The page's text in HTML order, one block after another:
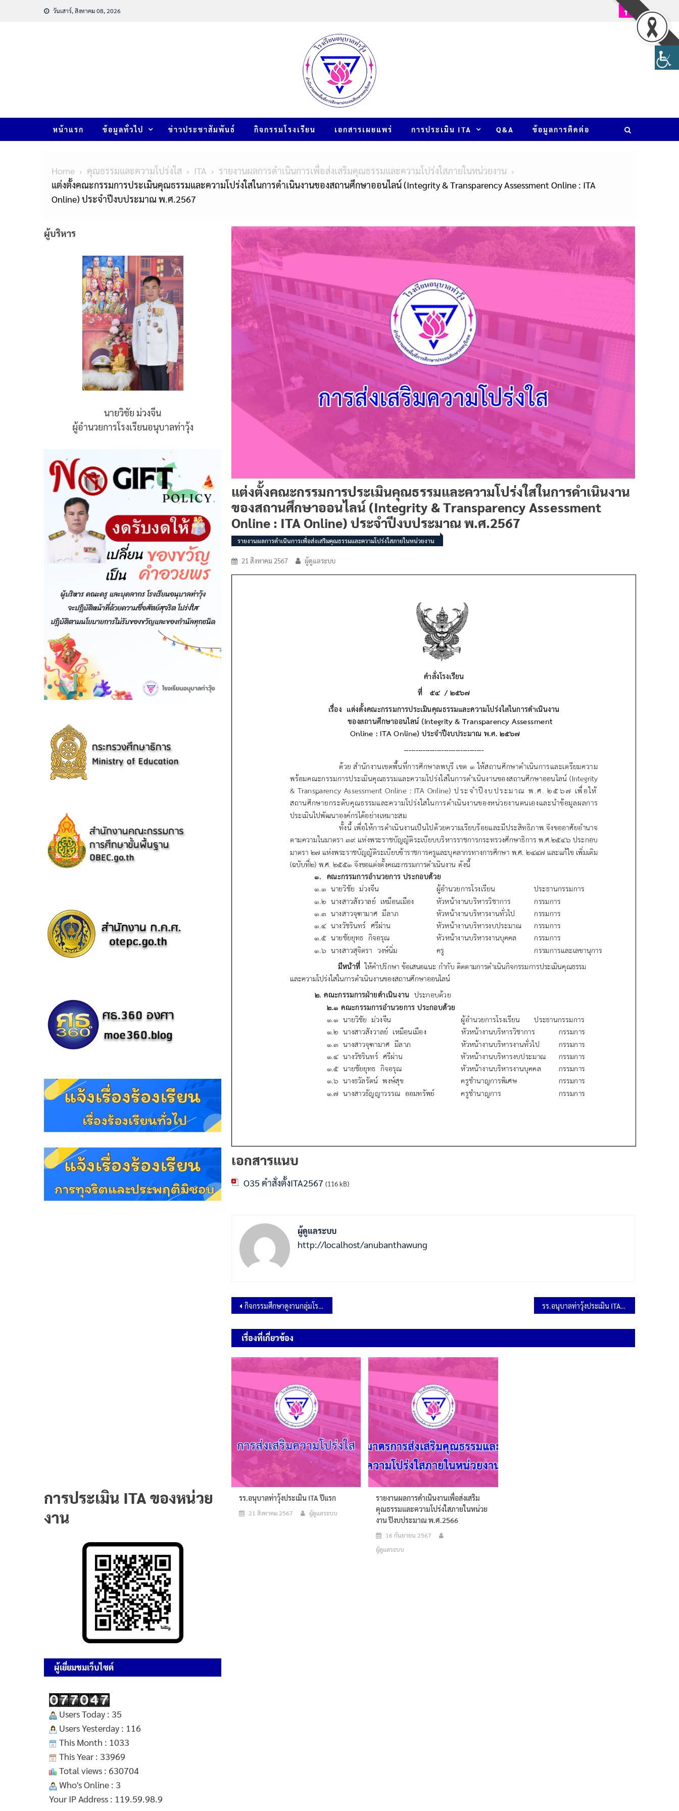
วันเสาร์, สิงหาคม 08, 2026
หน้าแรก ข้อมูลทั่วไป ข่าวประชาสัมพันธ์ กิจกรรมโรงเรียน เอกสารเผยแพร่ การประเมิน ITA Q&A ข้อมูลการติดต่อ
Home คุณธรรมและความโปร่งใส ITA
รายงานผลการดำเนินการเพื่อส่งเสริมคุณธรรมและความโปร่งใสภายในหน่วยงาน
แต่งตั้งคณะกรรมการประเมินคุณธรรมและความโปร่งใสในการดำเนินงานของสถานศึกษาออนไลน์ (Integrity & Transparency Assessment Online : ITA
Online) ประจำปีงบประมาณ พ.ศ.2567
แต่งตั้งคณะกรรมการประเมินคุณธรรมและความโปร่งใสในการดำเนินงาน
ของสถานศึกษาออนไลน์ (Integrity & Transparency Assessment
Online : ITA Online) ประจำปีงบประมาณ พ.ศ.2567
รายงานผลการดำเนินการเพื่อส่งเสริมคุณธรรมและความโปร่งใสภายในหน่วยงาน
21 สิงหาคม 2567 ผู้ดูแลระบบ
เอกสารแนบ
O35 คำสั่งตั้งITA2567 (116 kB)
ผู้ดูแลระบบ
http://localhost/anubanthawung
กิจกรรมศึกษาดูงานกลุ่มโรงเรียนเพชรพัฒนาท่าวุ้ง ประจำปีการศึกษา 2567 รร.อนุบาลท่าวุ้งประเมิน ITA ปีแรก
เรื่องที่เกี่ยวข้อง
รร.อนุบาลท่าวุ้งประเมิน ITA ปีแรก
21 สิงหาคม 2567 ผู้ดูแลระบบ
รายงานผลการดำเนินงานเพื่อส่งเสริม
คุณธรรมและความโปร่งใสภายในหน่วย
งาน ปีงบประมาณ พ.ศ.2566
16 กันยายน 2567
ผู้ดูแลระบบ
ผู้บริหาร
นายวิชัย ม่วงจีน
ผู้อำนวยการโรงเรียนอนุบาลท่าวุ้ง
การประเมิน ITA ของหน่วย
งาน
ผู้เยี่ยมชมเว็บไซต์
Users Today : 35
Users Yesterday : 116
This Month : 1033
This Year : 33969
Total views : 630704
Who's Online : 3
Your IP Address : 119.59.98.9